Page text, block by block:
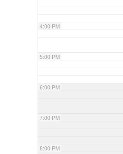
4:00 PM
5:00 PM
6:00 PM
7:00 PM
8:00 PM